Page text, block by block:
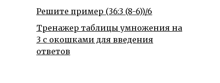
Решите пример (36:3 (8-6))/6
Тренажер таблицы умножения на
3 с окошками для введения
ответов